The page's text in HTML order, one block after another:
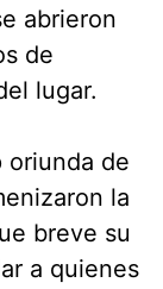
abrieron
de
lugar.
oriunda de
la
breve su
a quienes